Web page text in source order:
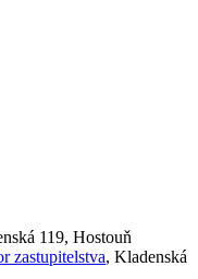
119, Hostouň
zastupitelstva, Kladenská